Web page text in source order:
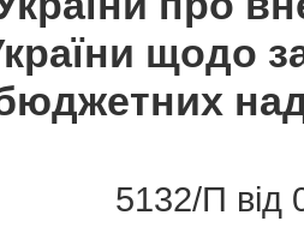
щодо
5132/П від